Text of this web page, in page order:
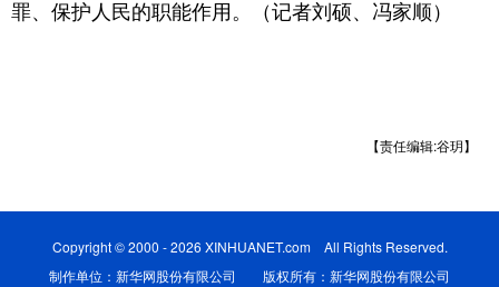
罪、保护人民的职能作用。（记者刘硕、冯家顺）
【责任编辑:谷玥】
Copyright © 2000 - 2026 XINHUANET.com All Rights Reserved.
制作单位：新华网股份有限公司 版权所有：新华网股份有限公司